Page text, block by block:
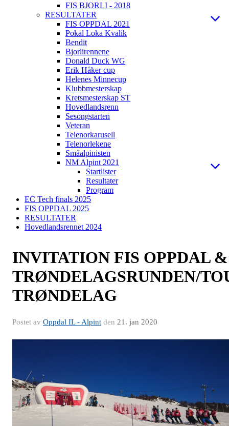
FIS BJORLI - 2018
RESULTATER
FIS OPPDAL 2021
Pokal Loka Kvalik
Bendit
Bjorlirennene
Donald Duck WG
Erik Håker cup
Helenes Minnecup
Klubbmesterskap
Kretsmesterskap ST
Hovedlandsrenn
Sesongstarten
Veteran
Telenorkarusell
Telenorlekene
Småalpinisten
NM Alpint 2021
Startlister
Resultater
Program
EC Tech finals 2025
FIS OPPDAL 2025
RESULTATER
Hovedlandsrennet 2024
INVITATION FIS OPPDAL &
TRØNDELAGSRUNDEN/
TRØNDELAG
Postet av Oppdal IL - Alpint den 21. jan 2020